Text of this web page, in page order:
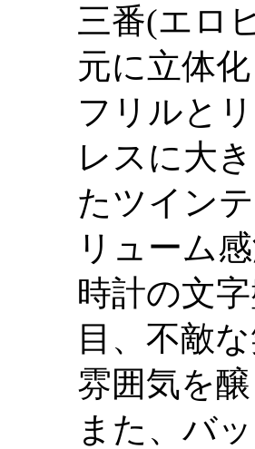
三番(エロ
元に立体化
フリルと
レスに大
たツイン
リューム
時計の文
目、不敵
雰囲気を
また、バ